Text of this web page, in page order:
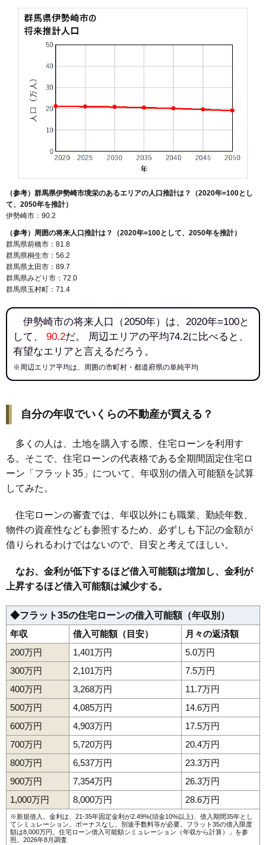
（参考）群馬県伊勢崎市境栄のあるエリアの人口推計は？（2020年=100とし
て、2050年を推計）
伊勢崎市：90.2
（参考）周囲の将来人口推計は？（2020年=100として、2050年を推計）
群馬県前橋市：81.8
群馬県桐生市：56.2
群馬県太田市：89.7
群馬県みどり市：72.0
群馬県玉村町：71.4
伊勢崎市の将来人口（2050年）は、2020年=100と
して、 90.2だ。 周辺エリアの平均74.2に比べると、
有望なエリアと言えるだろう。
※周辺エリア平均は、周囲の市町村・都道府県の単純平均
自分の年収でいくらの不動産が買える？
多くの人は、土地を購入する際、住宅ローンを利用す
る。そこで、住宅ローンの代表格である全期間固定住宅ロ
ーン「フラット35」について、年収別の借入可能額を試算
してみた。
住宅ローンの審査では、年収以外にも職業、勤続年数、
物件の資産性なども参照するため、必ずしも下記の金額が
借りられるわけではないので、目安と考えてほしい。
なお、金利が低下するほど借入可能額は増加し、金利が
上昇するほど借入可能額は減少する。
◆フラット35の住宅ローンの借入可能額（年収別）
年収
借入可能額（目安）
月々の返済額
200万円
1,401万円
5.0万円
300万円
2,101万円
7.5万円
400万円
3,268万円
11.7万円
500万円
4,085万円
14.6万円
600万円
4,903万円
17.5万円
700万円
5,720万円
20.4万円
800万円
6,537万円
23.3万円
900万円
7,354万円
26.3万円
1,000万円
8,000万円 28.6万円
※新規借入。金利は、21-35年固定金利が2.49%(頭金10%以上)、借入期間35年とし
てシミュレーション。ボーナスなし、別途手数料等が必要。フラット35の借入限度
額は8,000万円。 住宅ローン借入可能額シミュレーション（年収から計算）
」を参
照。2026年8月調査